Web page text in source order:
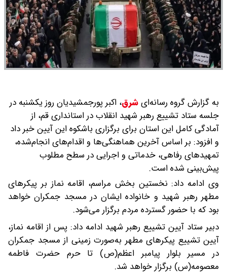
به گزارش گروه رسانه‌ایشرق، اکبر پورجمشیدیان روز یکشنبه در
جلسه ستاد تشییع رهبر شهید انقلاب در استانداری قم، از
آمادگی کامل این استان برای برگزاری باشکوه این آیین خبر داد
و افزود: بر اساس آخرین هماهنگی‌ها و اقدام‌های انجام‌شده،
تمهیدهای رفاهی، خدماتی و اجرایی در سطح مطلوب
پیش‌بینی شده است.
وی ادامه داد: نخستین بخش مراسم، اقامه نماز بر پیکرهای
مطهر رهبر شهید و خانواده ایشان در مسجد جمکران خواهد
بود که با حضور گسترده مردم برگزار می‌شود.
دبیر ستاد آیین تشییع رهبر شهید ادامه داد: پس از اقامه نماز،
آیین تشییع پیکرهای مطهر به‌صورت زمینی از مسجد جمکران
در مسیر بلوار پیامبر اعظم(ص) تا حرم حضرت فاطمه
معصومه(س) برگزار خواهد شد.